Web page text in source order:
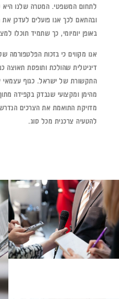
לתחום המשפטי. המטרה שלנו היא
ובהתאם לכך אנו פועלים לעדכן את
באופן יומיומי, כך שתמיד תוכלו
אנו מקווים כי בזכות הפלטפורמה
דיגיטלית שהולכת ותופסת
התקשורת של ישראל. כגוף עצמאי
מהימן ומקצועי שנבדק בקפידה
מדויקת התואמת את הצרכים
להטעיה צרכנית מכל סוג.